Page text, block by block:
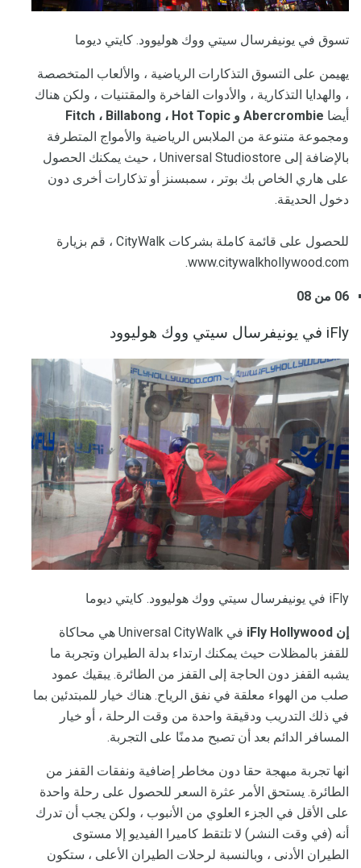
تسوق في يونيفرسال سيتي ووك هوليوود. كايتي ديوما
يهيمن على التسوق التذكارات الرياضية ، والألعاب المتخصصة
، والهدايا التذكارية ، والأدوات الفاخرة والمقتنيات ، ولكن هناك
أيضا Abercrombie و Fitch ، Billabong ، Hot Topic
ومجموعة متنوعة من الملابس الرياضية والأمواج المتطرفة
بالإضافة إلى Universal Studiostore ، حيث يمكنك الحصول
على هاري الخاص بك بوتر ، سمبسنز أو تذكارات أخرى دون
دخول الحديقة.
للحصول على قائمة كاملة بشركات CityWalk ، قم بزيارة
www.citywalkhollywood.com.
06 من 08
iFly في يونيفرسال سيتي ووك هوليوود
iFly في يونيفرسال سيتي ووك هوليوود. كايتي ديوما
إن iFly Hollywood
في Universal CityWalk هي محاكاة
للقفز بالمظلات حيث يمكنك ارتداء بدلة الطيران وتجربة ما
يشبه القفز دون الحاجة إلى القفز من الطائرة. يبقيك عمود
صلب من الهواء معلقة في نفق الرياح. هناك خيار للمبتدئين بما
في ذلك التدريب ودقيقة واحدة من وقت الرحلة ، أو خيار
المسافر الدائم بعد أن تصبح مدمنًا على التجربة.
انها تجربة مبهجة حقا دون مخاطر إضافية ونفقات القفز من
الطائرة. يستحق الأمر عثرة السعر للحصول على رحلة واحدة
على الأقل في الجزء العلوي من الأنبوب ، ولكن يجب أن تدرك
أنه (في وقت النشر) لا تلتقط كاميرا الفيديو إلا مستوى
الطيران الأدنى ، وبالنسبة لرحلات الطيران الأعلى ، ستكون